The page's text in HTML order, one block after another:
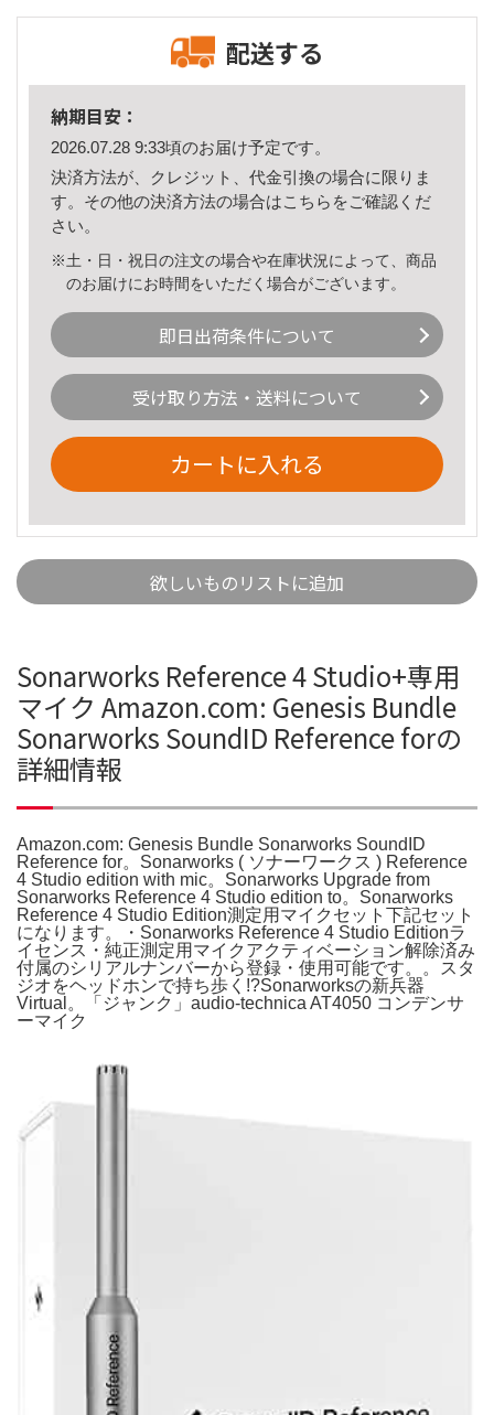
配送する
納期目安：
2026.07.28 9:33頃のお届け予定です。
決済方法が、クレジット、代金引換の場合に限りま
す。その他の決済方法の場合はこちら をご確認くだ
さい。
※土・日・祝日の注文の場合や在庫状況によって、商品
のお届けにお時間をいただく場合がございます。
即日出荷条件について
受け取り方法・送料について
カートに入れる
欲しいものリストに追加
Sonarworks Reference 4 Studio+専用
マイク Amazon.com: Genesis Bundle
Sonarworks SoundID Reference forの
詳細情報
Amazon.com: Genesis Bundle Sonarworks SoundID
Reference for。Sonarworks ( ソナーワークス ) Reference
4 Studio edition with mic。Sonarworks Upgrade from
Sonarworks Reference 4 Studio edition to。Sonarworks
Reference 4 Studio Edition測定用マイクセット下記セット
になります。・Sonarworks Reference 4 Studio Editionラ
イセンス・純正測定用マイクアクティベーション解除済み
付属のシリアルナンバーから登録・使用可能です。。スタ
ジオをヘッドホンで持ち歩く!?Sonarworksの新兵器
Virtual。「ジャンク」audio-technica AT4050 コンデンサ
ーマイク